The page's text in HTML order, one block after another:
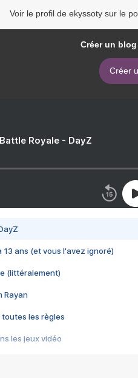
Voir le profil de ekyssoty sur le
Créer un
Créer
Royale - DayZ
13 ans (et vous l'avez ignoré)
(littéralement)
Rayan
toutes les règles
les jeux vidéo